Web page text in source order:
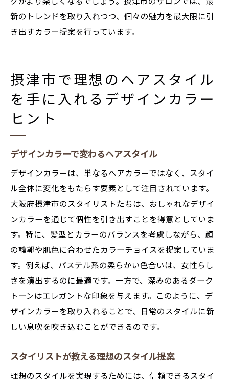
新のトレンドを取り入れつつ、個々の魅力を最大限に引
き出すカラー提案を行っています。
摂津市で理想のヘアスタイル
を手に入れるデザインカラー
ヒント
デザインカラーで変わるヘアスタイル
デザインカラーは、単なるヘアカラーではなく、スタイ
ル全体に変化をもたらす要素として注目されています。
大阪府摂津市のスタイリストたちは、おしゃれなデザイ
ンカラーを通じて個性を引き出すことを得意としていま
す。特に、髪型とカラーのバランスを考慮しながら、顔
の輪郭や肌色に合わせたカラーチョイスを提案していま
す。例えば、パステル系の柔らかい色合いは、女性らし
さを演出するのに最適です。一方で、深みのあるダーク
トーンはエレガントな印象を与えます。このように、デ
ザインカラーを取り入れることで、日常のスタイルに新
しい息吹を吹き込むことができるのです。
スタイリストが教える理想のスタイル提案
理想のスタイルを実現するためには、信頼できるスタイ